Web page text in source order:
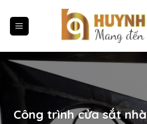
đến
nội
dung
Công trình cửa sắt